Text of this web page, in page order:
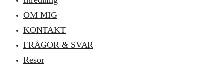
OM MIG
KONTAKT
FRÅGOR & SVAR
Resor